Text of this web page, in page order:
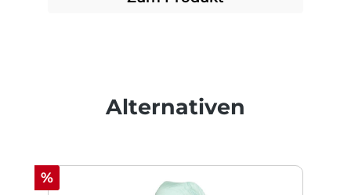
Produktgalerie überspringen
Alternativen
Rabatt
%